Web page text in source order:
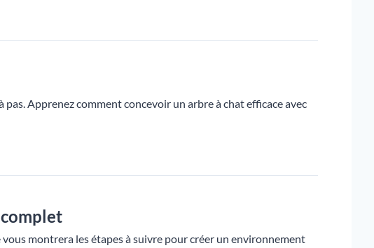
Apprenez comment concevoir un arbre à chat efficace avec
montrera les étapes à suivre pour créer un environnement